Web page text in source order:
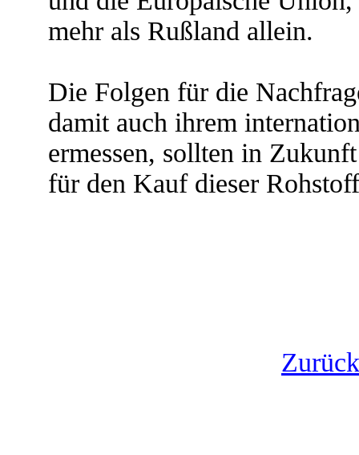
mehr als Rußland allein.
Die Folgen für die
damit auch ihrem
ermessen, sollten in
für den Kauf dieser